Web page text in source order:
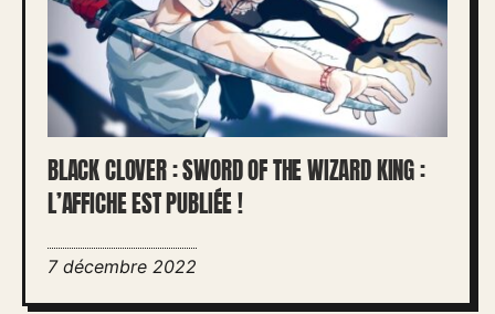
BLACK CLOVER : SWORD OF THE WIZARD KING :
L’AFFICHE EST PUBLIÉE !
7 décembre 2022